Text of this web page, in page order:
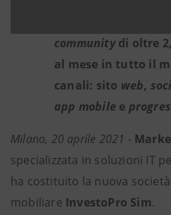
communitydi oltre
al mese in tutto il
canali: sito web,
app mobile e
Milano, 20 aprile 2021 -
specializzata in soluzioni IT
ha costituito la nuova
mobiliare InvestoPro Sim.